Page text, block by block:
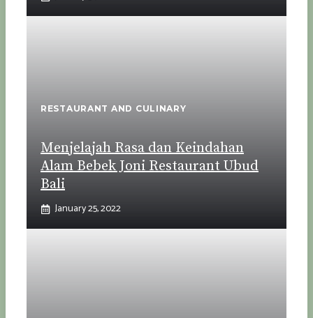
RESTAURANT AND CULINARY
Menjelajah Rasa dan Keindahan
Alam Bebek Joni Restaurant Ubud
Bali
January 25, 2022